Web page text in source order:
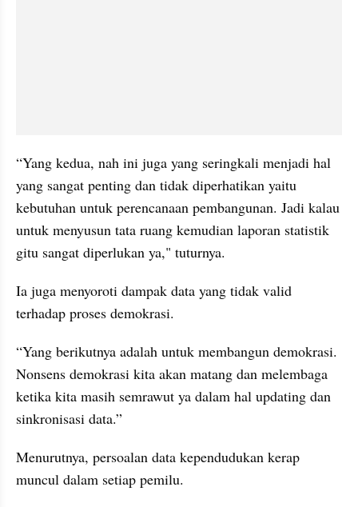
“Yang kedua, nah ini juga yang seringkali menjadi hal
yang sangat penting dan tidak diperhatikan yaitu
kebutuhan untuk perencanaan pembangunan. Jadi kalau
untuk menyusun tata ruang kemudian laporan statistik
gitu sangat diperlukan ya," tuturnya.
Ia juga menyoroti dampak data yang tidak valid
terhadap proses demokrasi.
“Yang berikutnya adalah untuk membangun demokrasi.
Nonsens demokrasi kita akan matang dan melembaga
ketika kita masih semrawut ya dalam hal updating dan
sinkronisasi data.”
Menurutnya, persoalan data kependudukan kerap
muncul dalam setiap pemilu.